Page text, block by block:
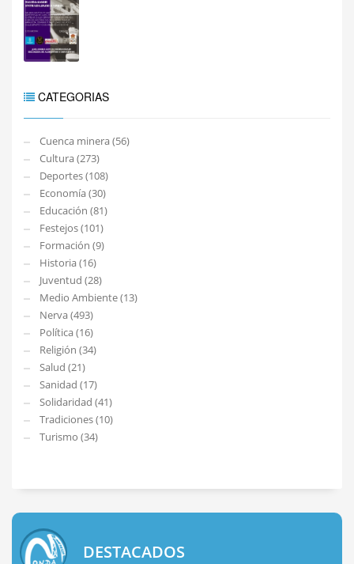
CATEGORIAS
Cuenca minera (56)
Cultura (273)
Deportes (108)
Economía (30)
Educación (81)
Festejos (101)
Formación (9)
Historia (16)
Juventud (28)
Medio Ambiente (13)
Nerva (493)
Política (16)
Religión (34)
Salud (21)
Sanidad (17)
Solidaridad (41)
Tradiciones (10)
Turismo (34)
DESTACADOS